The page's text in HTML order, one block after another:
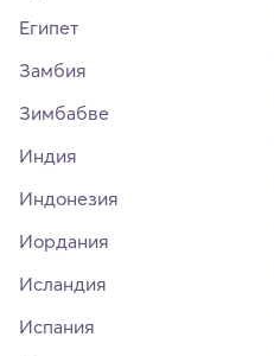
Египет
Замбия
Зимбабве
Индия
Индонезия
Иордания
Исландия
Испания